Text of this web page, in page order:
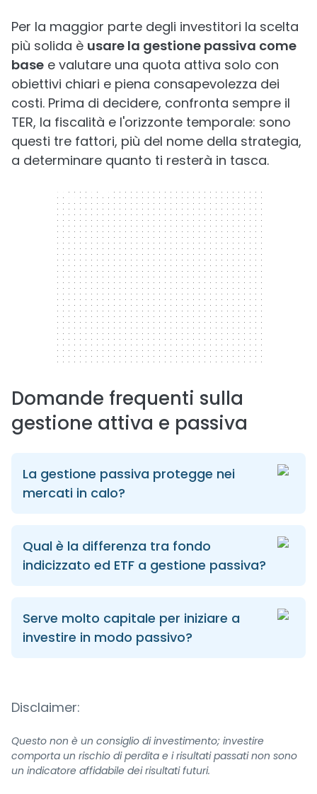
Per la maggior parte degli investitori la scelta
più solida è usare la gestione passiva come
base e valutare una quota attiva solo con
obiettivi chiari e piena consapevolezza dei
costi. Prima di decidere, confronta sempre il
TER, la fiscalità e l'orizzonte temporale: sono
questi tre fattori, più del nome della strategia,
a determinare quanto ti resterà in tasca.
300 x 250
Domande frequenti sulla
gestione attiva e passiva
La gestione passiva protegge nei
mercati in calo?
Qual è la differenza tra fondo
indicizzato ed ETF a gestione passiva?
Serve molto capitale per iniziare a
investire in modo passivo?
Disclaimer:
Questo non è un consiglio di investimento; investire
comporta un rischio di perdita e i risultati passati non sono
un indicatore affidabile dei risultati futuri.